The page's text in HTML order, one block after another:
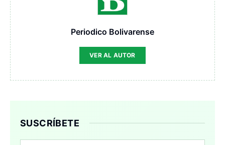
Periodico Bolivarense
VER AL AUTOR
SUSCRÍBETE